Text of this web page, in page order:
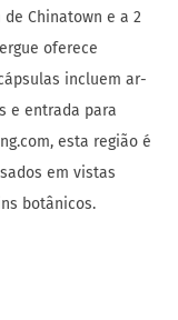
de Chinatown e a 2
oferece
incluem ar-
e entrada para
esta região é
em vistas
botânicos.